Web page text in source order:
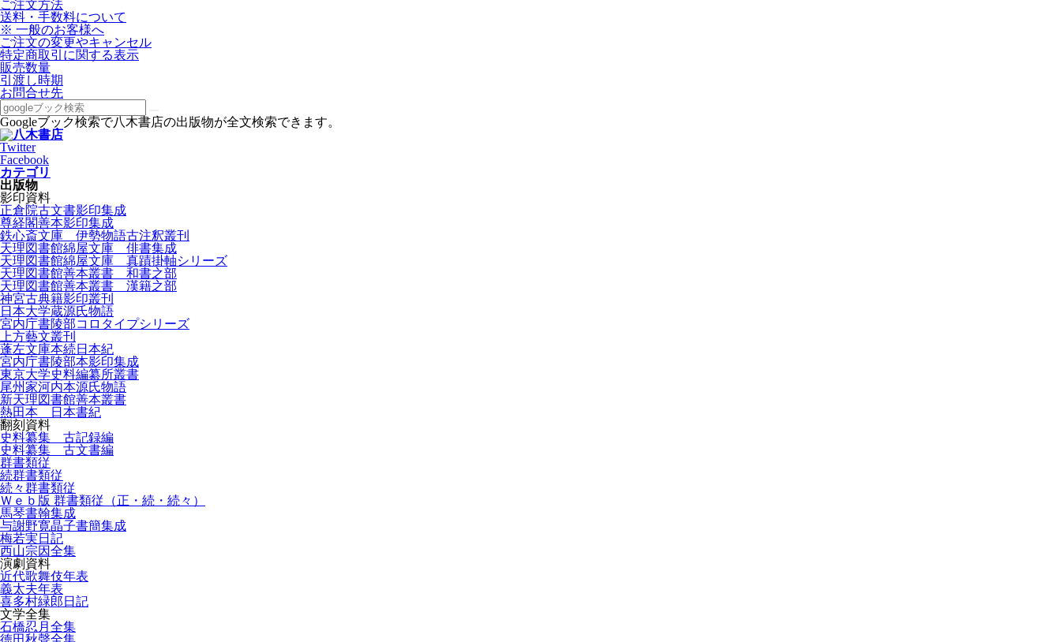
ご注文方法
送料・手数料について
※ 一般のお客様へ
ご注文の変更やキャンセル
特定商取引に関する表示
販売数量
引渡し時期
お問合せ先
Googleブック検索で八木書店の出版物が全文検索できます。
Twitter
Facebook
カテゴリ
出版物
影印資料
正倉院古文書影印集成
尊経閣善本影印集成
鉄心斎文庫 伊勢物語古注釈叢刊
天理図書館綿屋文庫 俳書集成
天理図書館綿屋文庫 真蹟掛軸シリーズ
天理図書館善本叢書 和書之部
天理図書館善本叢書 漢籍之部
神宮古典籍影印叢刊
日本大学蔵源氏物語
宮内庁書陵部コロタイプシリーズ
上方藝文叢刊
蓬左文庫本続日本紀
宮内庁書陵部本影印集成
東京大学史料編纂所叢書
尾州家河内本源氏物語
新天理図書館善本叢書
熱田本 日本書紀
翻刻資料
史料纂集 古記録編
史料纂集 古文書編
群書類従
続群書類従
続々群書類従
Ｗｅｂ版 群書類従（正・続・続々）
馬琴書翰集成
与謝野寛晶子書簡集成
梅若実日記
西山宗因全集
演劇資料
近代歌舞伎年表
義太夫年表
喜多村緑郎日記
文学全集
石橋忍月全集
徳田秋聲全集